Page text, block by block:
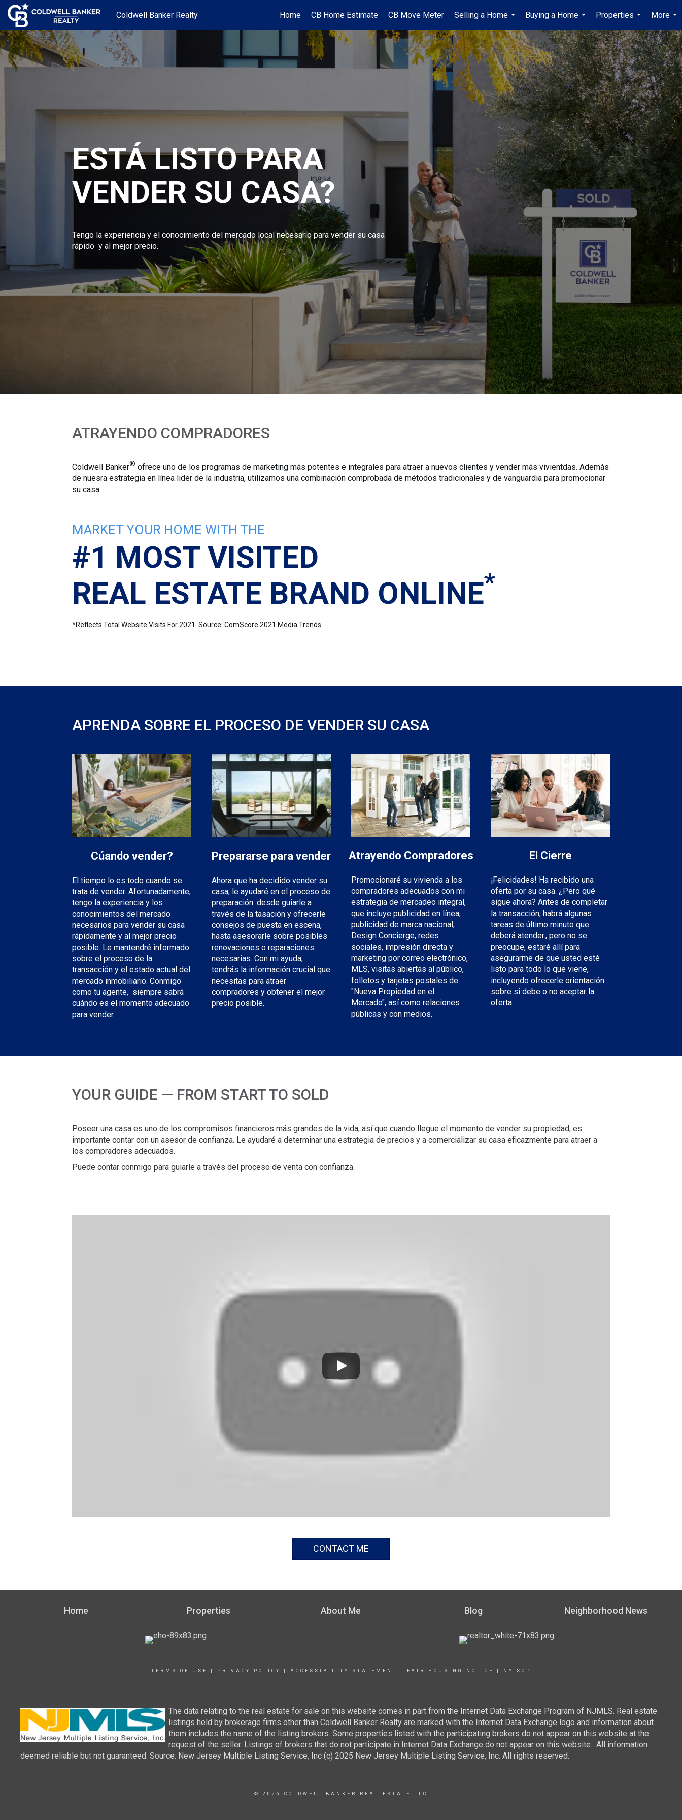
Coldwell Banker Realty Home CB Home Estimate CB Move Meter
Selling a Home
...
Buying a Home
...
Properties
...
More
...
ESTÁ LISTO PARA
VENDER SU CASA?
Tengo la experiencia y el conocimiento del mercado local necesario para vender su casa
rápido y al mejor precio.
ATRAYENDO COMPRADORES
Coldwell Banker® ofrece uno de los programas de marketing más potentes e integrales para atraer a nuevos clientes y vender más vivientdas. Además
de nuesra estrategia en línea lider de la industria, utilizamos una combinación comprobada de métodos tradicionales y de vanguardia para promocionar
su casa
MARKET YOUR HOME WITH THE
#1 MOST VISITED
REAL ESTATE BRAND ONLINE*
*Reflects Total Website Visits For 2021. Source: ComScore 2021 Media Trends
APRENDA SOBRE EL PROCESO DE VENDER SU CASA
Cúando vender?
El tiempo lo es todo cuando se
trata de vender. Afortunadamente,
tengo la experiencia y los
conocimientos del mercado
necesarios para vender su casa
rápidamente y al mejor precio
posible. Le mantendré informado
sobre el proceso de la
transacción y el estado actual del
mercado inmobiliario. Conmigo
como tu agente, siempre sabrá
cuándo es el momento adecuado
para vender.
Prepararse para vender
Ahora que ha decidido vender su
casa, le ayudaré en el proceso de
preparación: desde guiarle a
través de la tasación y ofrecerle
consejos de puesta en escena,
hasta asesorarle sobre posibles
renovaciones o reparaciones
necesarias. Con mi ayuda,
tendrás la información crucial que
necesitas para atraer
compradores y obtener el mejor
precio posible.
Atrayendo Compradores
Promocionaré su vivienda a los
compradores adecuados con mi
estrategia de mercadeo integral,
que incluye publicidad en línea,
publicidad de marca nacional,
Design Concierge, redes
sociales, impresión directa y
marketing por correo electrónico,
MLS, visitas abiertas al público,
folletos y tarjetas postales de
"Nueva Propiedad en el
Mercado", así como relaciones
públicas y con medios.
El Cierre
¡Felicidades! Ha recibido una
oferta por su casa. ¿Pero qué
sigue ahora? Antes de completar
la transacción, habrá algunas
tareas de último minuto que
deberá atender., pero no se
preocupe, estaré allí para
asegurarme de que usted esté
listo para todo lo que viene,
incluyendo ofrecerle orientación
sobre si debe o no aceptar la
oferta.
YOUR GUIDE — FROM START TO SOLD
Poseer una casa es uno de los compromisos financieros más grandes de la vida, así que cuando llegue el momento de vender su propiedad, es
importante contar con un asesor de confianza. Le ayudaré a determinar una estrategia de precios y a comercializar su casa eficazmente para atraer a
los compradores adecuados.
Puede contar conmigo para guiarle a través del proceso de venta con confianza.
CONTACT ME
Home Properties About Me Blog Neighborhood News
TERMS OF USE PRIVACY POLICY ACCESSIBILITY STATEMENT FAIR HOUSING NOTICE NY SOP
The data relating to the real estate for sale on this website comes in part from the Internet Data Exchange Program of NJMLS. Real estate
listings held by brokerage firms other than Coldwell Banker Realty are marked with the Internet Data Exchange logo and information about
them includes the name of the listing brokers. Some properties listed with the participating brokers do not appear on this website at the
request of the seller. Listings of brokers that do not participate in Internet Data Exchange do not appear on this website. All information
deemed reliable but not guaranteed. Source: New Jersey Multiple Listing Service, Inc (c) 2025 New Jersey Multiple Listing Service, Inc. All rights reserved.
© 2026 COLDWELL BANKER REAL ESTATE LLC